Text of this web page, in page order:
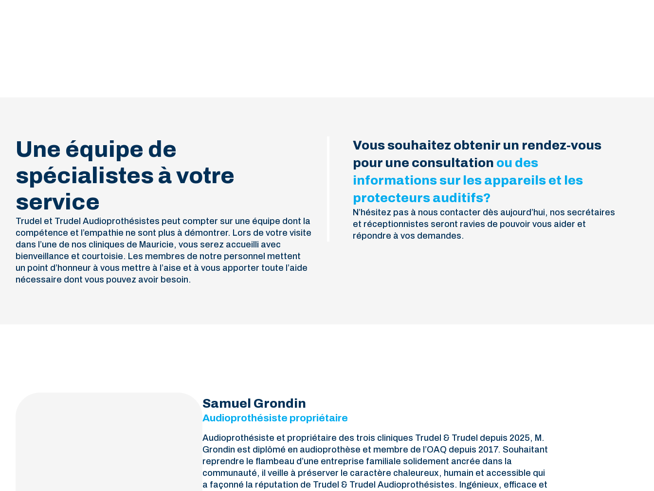
Une équipe de
spécialistes à votre
service
Trudel et Trudel Audioprothésistes peut compter sur une équipe dont la
compétence et l’empathie ne sont plus à démontrer. Lors de votre visite
dans l’une de nos cliniques de Mauricie, vous serez accueilli avec
bienveillance et courtoisie. Les membres de notre personnel mettent
un point d’honneur à vous mettre à l’aise et à vous apporter toute l’aide
nécessaire dont vous pouvez avoir besoin.
Vous souhaitez obtenir un rendez-vous
pour une consultation ou des
informations sur les appareils et les
protecteurs auditifs?
N’hésitez pas à nous contacter dès aujourd’hui, nos secrétaires
et réceptionnistes seront ravies de pouvoir vous aider et
répondre à vos demandes.
Samuel Grondin
Audioprothésiste propriétaire
Audioprothésiste et propriétaire des trois cliniques Trudel & Trudel depuis 2025, M.
Grondin est diplômé en audioprothèse et membre de l’OAQ depuis 2017. Souhaitant
reprendre le flambeau d’une entreprise familiale solidement ancrée dans la
communauté, il veille à préserver le caractère chaleureux, humain et accessible qui
a façonné la réputation de Trudel & Trudel Audioprothésistes. Ingénieux, efficace et